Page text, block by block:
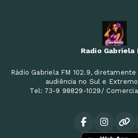
Radio Gabriela
Rádio Gabriela FM 102.9,
audiência no Sul e
Tel: 73-9 98829-1029/